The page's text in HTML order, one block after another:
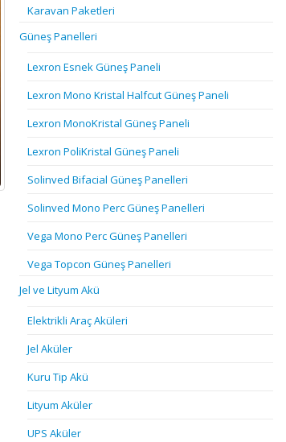
Karavan Paketleri
Güneş Panelleri
Lexron Esnek Güneş Paneli
Lexron Mono Kristal Halfcut Güneş Paneli
Lexron MonoKristal Güneş Paneli
Lexron PoliKristal Güneş Paneli
Solinved Bifacial Güneş Panelleri
Solinved Mono Perc Güneş Panelleri
Vega Mono Perc Güneş Panelleri
Vega Topcon Güneş Panelleri
Jel ve Lityum Akü
Elektrikli Araç Aküleri
Jel Aküler
Kuru Tip Akü
Lityum Aküler
UPS Aküler